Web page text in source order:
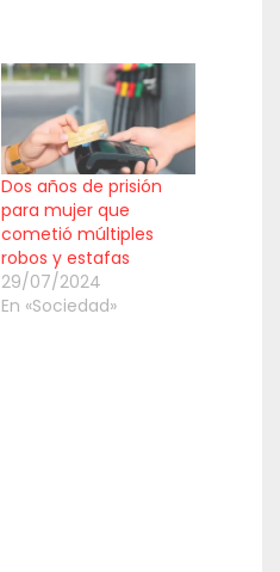
Dos años de prisión
para mujer que
cometió múltiples
robos y estafas
29/07/2024
En «Sociedad»